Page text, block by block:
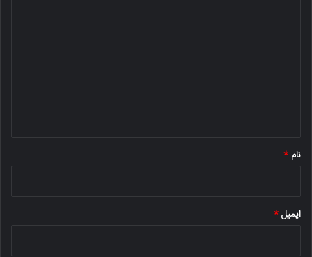
نام *
ایمیل*